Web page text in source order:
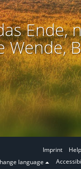
Ende,
Imprint
language
I